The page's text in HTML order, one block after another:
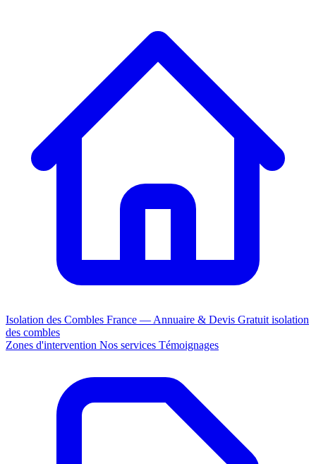
Isolation des Combles France — Annuaire & Devis Gratuit isolation
des combles
Zones d'intervention Nos services Témoignages